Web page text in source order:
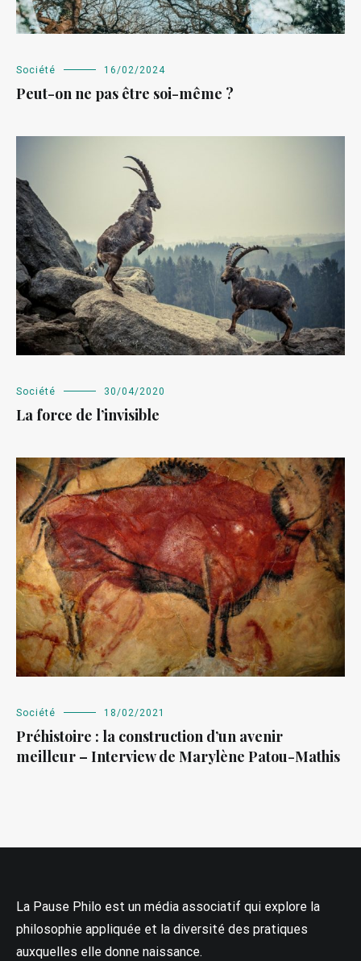
Société 16/02/2024
Peut-on ne pas être soi-même ?
Société 30/04/2020
La force de l’invisible
Société 18/02/2021
Préhistoire : la construction d’un avenir
meilleur – Interview de Marylène Patou-Mathis
La Pause Philo est un média associatif qui explore la
philosophie appliquée et la diversité des pratiques
auxquelles elle donne naissance.